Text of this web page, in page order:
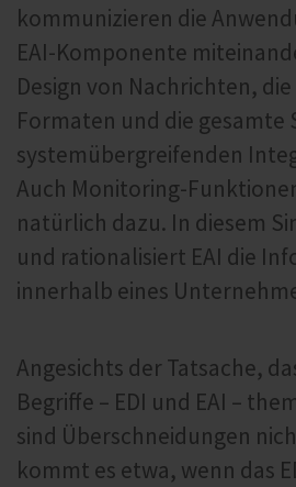
kommunizieren die
EAI-Komponente
Design von Nachrichten,
Formaten und die gesamte
systemübergreifenden
Auch Monitoring-
natürlich dazu. In diesem
und rationalisiert EAI die
innerhalb eines
Angesichts der Tatsache,
Begriffe – EDI und EAI –
sind Überschneidungen
kommt es etwa, wenn das